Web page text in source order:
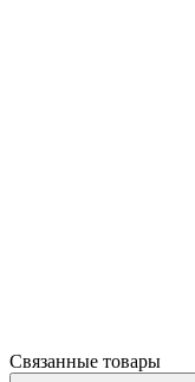
Связанные товары